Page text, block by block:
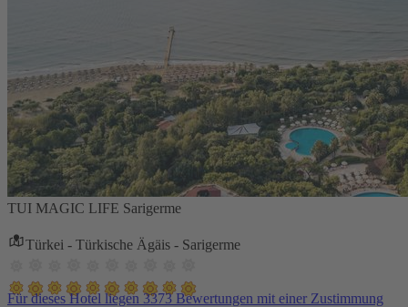
TUI MAGIC LIFE Sarigerme
Türkei - Türkische Ägäis - Sarigerme
Für dieses Hotel liegen 3373 Bewertungen mit einer Zustimmung